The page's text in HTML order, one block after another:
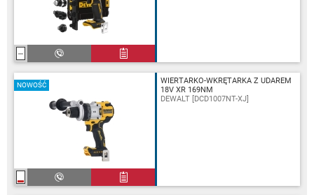
NOWOŚĆ
WIERTARKO-WKRĘTARKA Z UDAREM
18V XR 169NM
DEWALT [DCD1007NT-XJ]